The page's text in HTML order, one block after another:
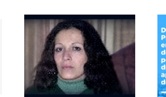
Repudio a la represión